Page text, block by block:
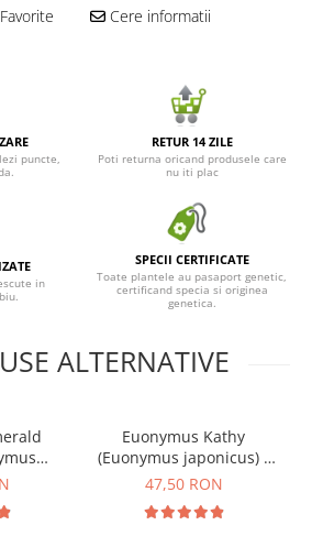
Cere informatii
puncte,
RETUR 14 ZILE
Poti returna oricand produsele care
nu iti plac
in
SPECII CERTIFICATE
Toate plantele au pasaport genetic,
certificand specia si originea
genetica.
ALTERNATIVE
(P13)
Euonymus Kathy
(Euonymus japonicus) -
30cm (P13)
47,50 RON